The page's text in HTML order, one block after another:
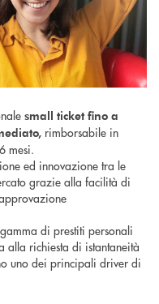
small ticket fino a
rimborsabile in
mesi.
ed innovazione tra le
grazie alla facilità di
di prestiti personali
alla richiesta di istantaneità
uno dei principali driver di